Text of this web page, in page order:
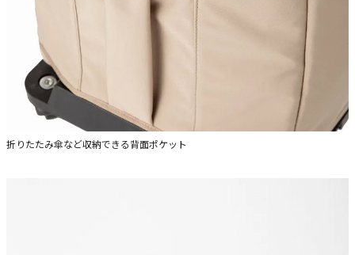
折りたたみ傘など収納できる背面ポケット